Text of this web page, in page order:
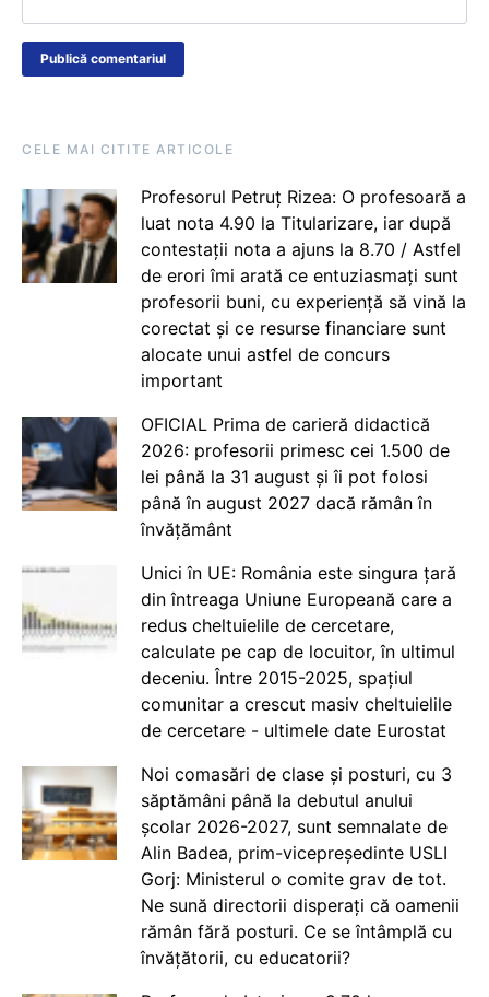
CELE MAI CITITE ARTICOLE
Profesorul Petruț Rizea: O profesoară a
luat nota 4.90 la Titularizare, iar după
contestații nota a ajuns la 8.70 / Astfel
de erori îmi arată ce entuziasmați sunt
profesorii buni, cu experiență să vină la
corectat și ce resurse financiare sunt
alocate unui astfel de concurs
important
OFICIAL Prima de carieră didactică
2026: profesorii primesc cei 1.500 de
lei până la 31 august și îi pot folosi
până în august 2027 dacă rămân în
învățământ
Unici în UE: România este singura țară
din întreaga Uniune Europeană care a
redus cheltuielile de cercetare,
calculate pe cap de locuitor, în ultimul
deceniu. Între 2015-2025, spațiul
comunitar a crescut masiv cheltuielile
de cercetare - ultimele date Eurostat
Noi comasări de clase și posturi, cu 3
săptămâni până la debutul anului
școlar 2026-2027, sunt semnalate de
Alin Badea, prim-vicepreședinte USLI
Gorj: Ministerul o comite grav de tot.
Ne sună directorii disperați că oamenii
rămân fără posturi. Ce se întâmplă cu
învățătorii, cu educatorii?